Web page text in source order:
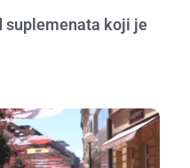
suplemenata koji je